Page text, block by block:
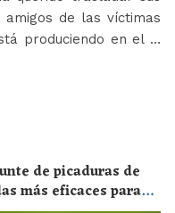
de las víctimas
produciendo en el …
de picaduras de
más eficaces para